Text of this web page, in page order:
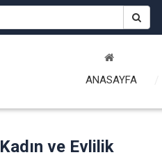
ANASAYFA
Kadın ve Evlilik